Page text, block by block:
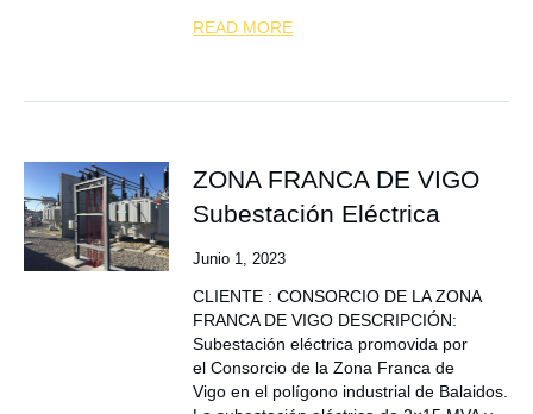
READ MORE
ZONA FRANCA DE VIGO
Subestación Eléctrica
Junio 1, 2023
CLIENTE : CONSORCIO DE LA ZONA
FRANCA DE VIGO DESCRIPCIÓN:
Subestación eléctrica promovida por
el Consorcio de la Zona Franca de
Vigo en el polígono industrial de Balaidos.